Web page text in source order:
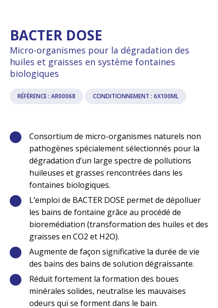
BACTER DOSE
Micro-organismes pour la dégradation des
huiles et graisses en système fontaines
biologiques
RÉFÉRENCE : AR00068 CONDITIONNEMENT : 6X100ML
Consortium de micro-organismes naturels non
pathogènes spécialement sélectionnés pour la
dégradation d’un large spectre de pollutions
huileuses et grasses rencontrées dans les
fontaines biologiques.
L’emploi de BACTER DOSE permet de dépolluer
les bains de fontaine grâce au procédé de
bioremédiation (transformation des huiles et des
graisses en CO2 et H2O).
Augmente de façon significative la durée de vie
des bains des bains de solution dégraissante.
Réduit fortement la formation des boues
minérales solides, neutralise les mauvaises
odeurs qui se forment dans le bain.